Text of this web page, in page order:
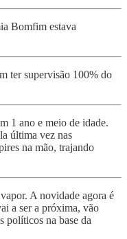
Bomfim estava
ter supervisão 100% do
1 ano e meio de idade.
última vez nas
na mão, trajando
A novidade agora é
a ser a próxima, vão
políticos na base da